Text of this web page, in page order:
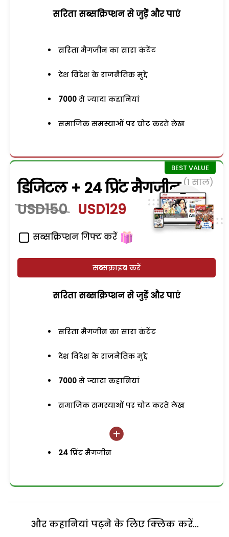
सरिता सब्सक्रिप्शन से जुड़ेें और पाएं
सरिता मैगजीन का सारा कंटेंट
देश विदेश के राजनैतिक मुद्दे
7000 से ज्यादा कहानियां
समाजिक समस्याओं पर चोट करते लेख
डिजिटल + 24 प्रिंट मैगजीन (1 साल)
USD150 USD129
सब्सक्रिप्शन गिफ्ट करें
सब्सक्राइब करें
सरिता सब्सक्रिप्शन से जुड़ेें और पाएं
सरिता मैगजीन का सारा कंटेंट
देश विदेश के राजनैतिक मुद्दे
7000 से ज्यादा कहानियां
समाजिक समस्याओं पर चोट करते लेख
24 प्रिंट मैगजीन
और कहानियां पढ़ने के लिए क्लिक करें...